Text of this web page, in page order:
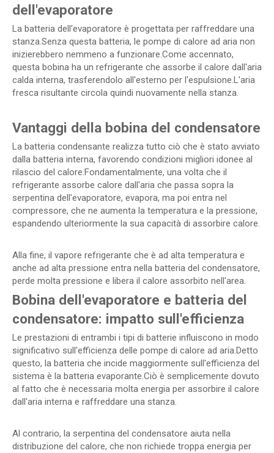
dell'evaporatore
La batteria dell'evaporatore è progettata per raffreddare una
stanza.Senza questa batteria, le pompe di calore ad aria non
inizierebbero nemmeno a funzionare.Come accennato,
questa bobina ha un refrigerante che assorbe il calore dall'aria
calda interna, trasferendolo all'esterno per l'espulsione.L'aria
fresca risultante circola quindi nuovamente nella stanza.
Vantaggi della bobina del condensatore
La batteria condensante realizza tutto ciò che è stato avviato
dalla batteria interna, favorendo condizioni migliori idonee al
rilascio del calore.Fondamentalmente, una volta che il
refrigerante assorbe calore dall'aria che passa sopra la
serpentina dell'evaporatore, evapora, ma poi entra nel
compressore, che ne aumenta la temperatura e la pressione,
espandendo ulteriormente la sua capacità di assorbire calore.
Alla fine, il vapore refrigerante che è ad alta temperatura e
anche ad alta pressione entra nella batteria del condensatore,
perde molta pressione e libera il calore assorbito nell'area.
Bobina dell'evaporatore e batteria del
condensatore: impatto sull'efficienza
Le prestazioni di entrambi i tipi di batterie influiscono in modo
significativo sull'efficienza delle pompe di calore ad aria.Detto
questo, la batteria che incide maggiormente sull'efficienza del
sistema è la batteria evaporante.Ciò è semplicemente dovuto
al fatto che è necessaria molta energia per assorbire il calore
dall'aria interna e raffreddare una stanza.
Al contrario, la serpentina del condensatore aiuta nella
distribuzione del calore, che non richiede troppa energia per